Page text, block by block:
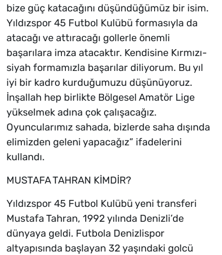
bize güç katacağını düşündüğümüz bir isim.
Yıldızspor 45 Futbol Kulübü formasıyla da
atacağı ve attıracağı gollerle önemli
başarılara imza atacaktır. Kendisine Kırmızı-
siyah formamızla başarılar diliyorum. Bu yıl
iyi bir kadro kurduğumuzu düşünüyoruz.
İnşallah hep birlikte Bölgesel Amatör Lige
yükselmek adına çok çalışacağız.
Oyuncularımız sahada, bizlerde saha dışında
elimizden geleni yapacağız” ifadelerini
kullandı.
MUSTAFA TAHRAN KİMDİR?
Yıldızspor 45 Futbol Kulübü yeni transferi
Mustafa Tahran, 1992 yılında Denizli’de
dünyaya geldi. Futbola Denizlispor
altyapısında başlayan 32 yaşındaki golcü